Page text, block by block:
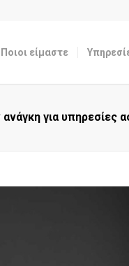
Ποιοι είμαστε
για υπηρεσίες